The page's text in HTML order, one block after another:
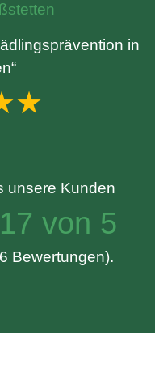
in
unsere Kunden
von 5
Bewertungen).